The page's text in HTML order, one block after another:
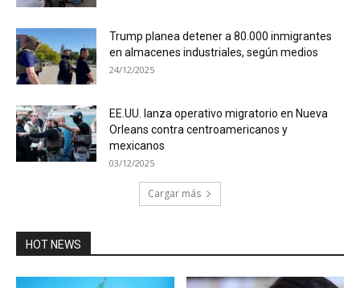
Trump planea detener a 80.000 inmigrantes
en almacenes industriales, según medios
24/12/2025
EE.UU. lanza operativo migratorio en Nueva
Orleans contra centroamericanos y
mexicanos
03/12/2025
Cargar más
HOT NEWS